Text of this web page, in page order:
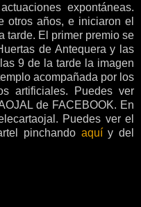
expontáneas.
otros años, e iniciaron el
tarde. El primer premio se
de Antequera y las
9 de la tarde la imagen
acompañada por los
artificiales. Puedes ver
de FACEBOOK. En
Puedes ver el
pinchando aquíy del